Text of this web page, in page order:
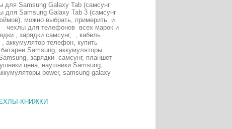
для Samsung Galaxy Tab (самсунг
для Samsung Galaxy Tab 3 (самсунг
можно выбрать, примерить и
чехлы для телефонов всех марок и
, зарядки самсунг, , кабель
аккумулятор телефон, купить
Samsung, аккумуляторы
зарядки самсунг, планшет
цена, наушники Samsung,
power, samsung galaxy
КНИЖКИ